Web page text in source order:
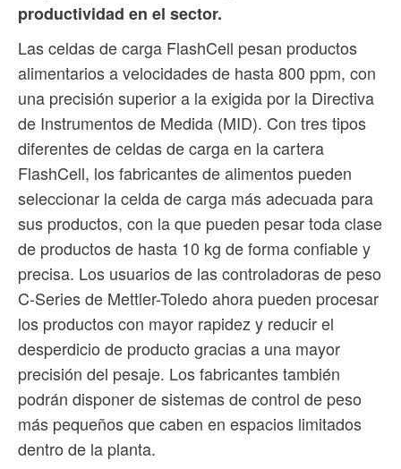
productividad en el sector.
Las celdas de carga FlashCell pesan productos
alimentarios a velocidades de hasta 800 ppm, con
una precisión superior a la exigida por la Directiva
de Instrumentos de Medida (MID). Con tres tipos
diferentes de celdas de carga en la cartera
FlashCell, los fabricantes de alimentos pueden
seleccionar la celda de carga más adecuada para
sus productos, con la que pueden pesar toda clase
de productos de hasta 10 kg de forma confiable y
precisa. Los usuarios de las controladoras de peso
C-Series de Mettler-Toledo ahora pueden procesar
los productos con mayor rapidez y reducir el
desperdicio de producto gracias a una mayor
precisión del pesaje. Los fabricantes también
podrán disponer de sistemas de control de peso
más pequeños que caben en espacios limitados
dentro de la planta.